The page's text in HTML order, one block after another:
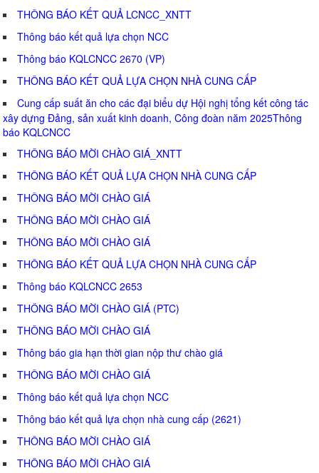
THÔNG BÁO KẾT QUẢ LCNCC_XNTT
Thông báo kết quả lựa chọn NCC
Thông báo KQLCNCC 2670 (VP)
THÔNG BÁO KẾT QUẢ LỰA CHỌN NHÀ CUNG CẤP
Cung cấp suất ăn cho các đại biểu dự Hội nghị tổng kết công tác
xây dựng Đảng, sản xuất kinh doanh, Công đoàn năm 2025Thông
báo KQLCNCC
THÔNG BÁO MỜI CHÀO GIÁ_XNTT
THÔNG BÁO KẾT QUẢ LỰA CHỌN NHÀ CUNG CẤP
THÔNG BÁO MỜI CHÀO GIÁ
THÔNG BÁO MỜI CHÀO GIÁ
THÔNG BÁO MỜI CHÀO GIÁ
THÔNG BÁO KẾT QUẢ LỰA CHỌN NHÀ CUNG CẤP
Thông báo KQLCNCC 2653
THÔNG BÁO MỜI CHÀO GIÁ (PTC)
THÔNG BÁO MỜI CHÀO GIÁ
Thông báo gia hạn thời gian nộp thư chào giá
THÔNG BÁO MỜI CHÀO GIÁ
Thông báo kết quả lựa chọn NCC
Thông báo kết quả lựa chọn nhà cung cấp (2621)
THÔNG BÁO MỜI CHÀO GIÁ
THÔNG BÁO MỜI CHÀO GIÁ